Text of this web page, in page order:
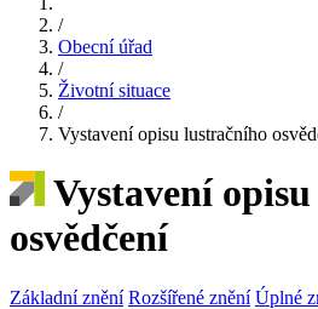
/
Obecní úřad
/
Životní situace
/
Vystavení opisu lustračního
Vystavení
osvědčení
Základní znění Rozšířené znění Úplné